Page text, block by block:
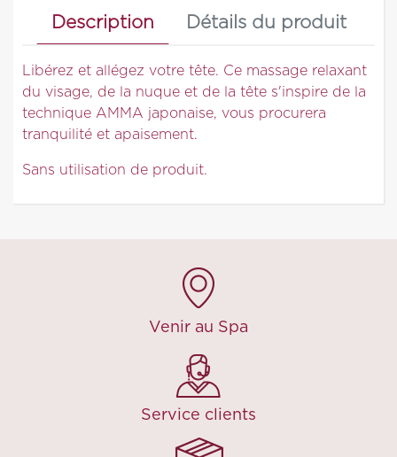
Description Détails du produit
Libérez et allégez votre tête. Ce massage relaxant
du visage, de la nuque et de la tête s'inspire de la
technique AMMA japonaise, vous procurera
tranquilité et apaisement.
Sans utilisation de produit.
Venir au Spa
Service clients